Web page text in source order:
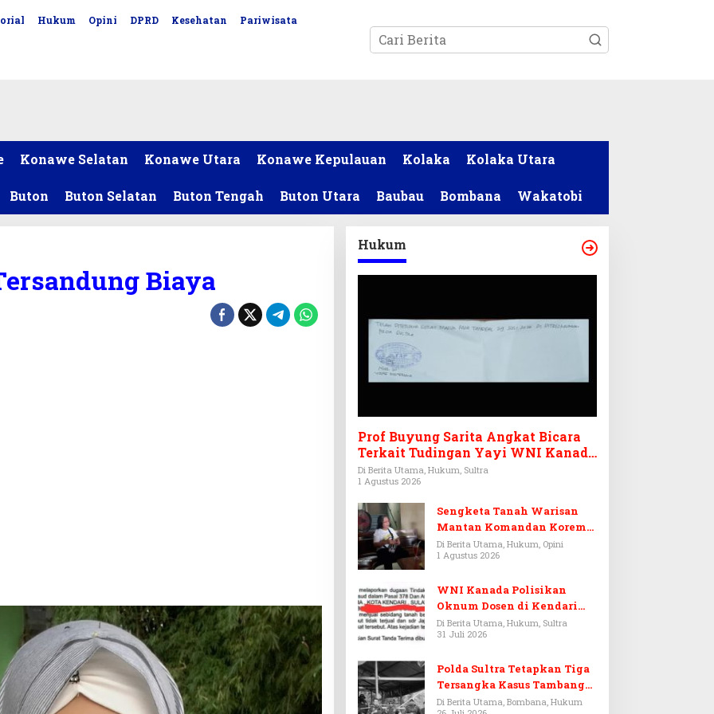
Hukum Opini DPRD Kesehatan Pariwisata
Konawe Selatan Konawe Utara Konawe Kepulauan Kolaka Kolaka Utara
Buton Buton Selatan Buton Tengah Buton Utara Baubau Bombana Wakatobi
Biaya
Hukum
Prof Buyung Sarita Angkat Bicara
Terkait Tudingan Yayi WNI Kanada
Ditagih Utang Rp3,6 Miliar
Di Berita Utama, Hukum, Sultra
1 Agustus 2026
Sengketa Tanah Warisan
Mantan Komandan Korem
143/HO, Ketika Warisan
Menjadi Arena Pemerasan
Di Berita Utama, Hukum, Opini
1 Agustus 2026
WNI Kanada Polisikan
Oknum Dosen di Kendari
Terkait Aset Puluhan Miliar
Di Berita Utama, Hukum, Sultra
31 Juli 2026
Polda Sultra Tetapkan Tiga
Tersangka Kasus Tambang
Emas Ilegal di Bombana
Di Berita Utama, Bombana, Hukum